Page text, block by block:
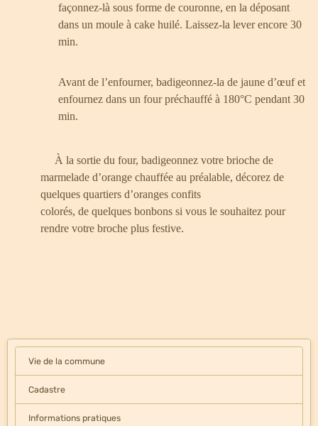
façonnez-là sous forme de couronne, en la déposant
dans un moule à cake huilé. Laissez-la lever encore 30
min.
Avant de l’enfourner, badigeonnez-la de jaune d’œuf et
enfournez dans un four préchauffé à 180°C pendant 30
min.
À la sortie du four, badigeonnez votre brioche de
marmelade d’orange chauffée au préalable, décorez de
quelques quartiers d’oranges confits
colorés, de quelques bonbons si vous le souhaitez pour
rendre votre broche plus festive.
Vie de la commune
Cadastre
Informations pratiques